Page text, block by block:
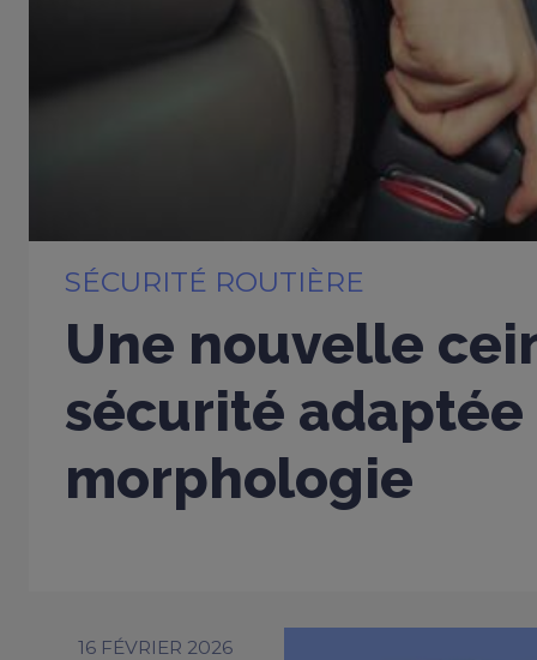
SÉCURITÉ ROUTIÈRE
Une nouvelle
sécurité adaptée
morphologie
16 FÉVRIER 2026